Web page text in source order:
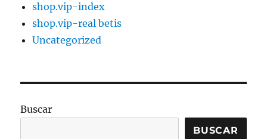
shop.vip-index
shop.vip-real betis
Uncategorized
Buscar
BUSCAR